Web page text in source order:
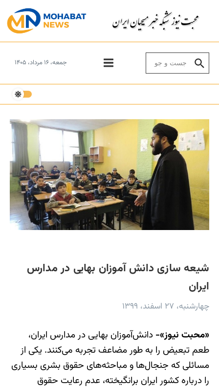
جمعه، ۱۶ مرداد، ۱۴۰۵
شیعه سازی دانش آموزان بهایی در مدارس
ایران
چهارشنبه، ۲۷ اسفند، ۱۳۹۹
«محبت نیوز»- دانش‌آموزان بهایی در مدارس ایران،
طعم تبعیض را به طور مضاعف تجربه می‌کنند. یکی از
مسائلی که جنجال‌ها و مباحثه‌های حقوق بشری بسیاری
را درباره کشور ایران برانگیخته، عدم رعایت حقوق